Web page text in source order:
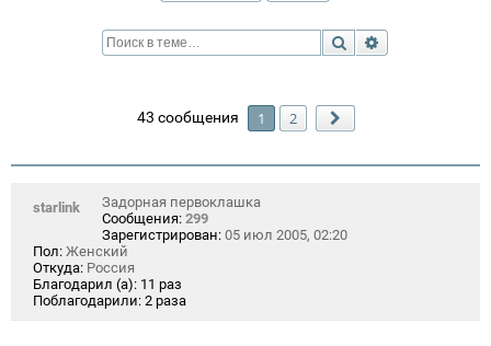
Поиск
43 сообщения 1 2
starlink
Задорная первоклашка
Сообщения: 299
Зарегистрирован: 05 июл 2005, 02:20
Пол: Женский
Откуда: Россия
Благодарил (а): 11 раз
Поблагодарили: 2 раза